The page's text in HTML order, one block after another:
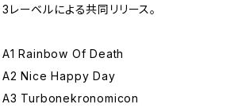
3レーベルによる共同リリース。
A1 Rainbow Of Death
A2 Nice Happy Day
A3 Turbonekronomicon